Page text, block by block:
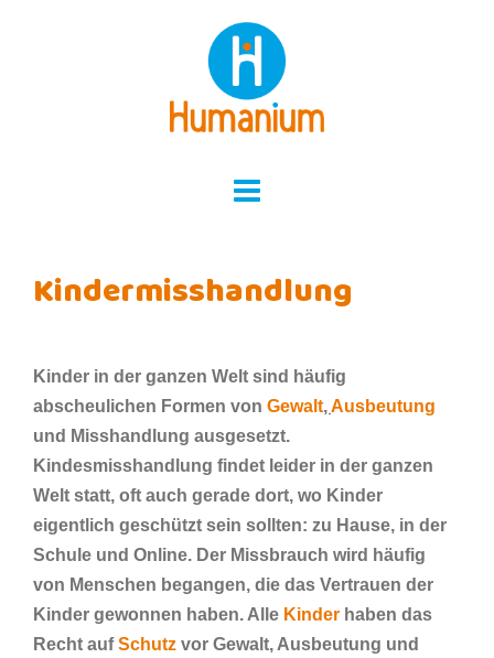
Kindermisshandlung
Kinder in der ganzen Welt sind häufig
abscheulichen Formen von Gewalt,Ausbeutung
und Misshandlung ausgesetzt.
Kindesmisshandlung findet leider in der ganzen
Welt statt, oft auch gerade dort, wo Kinder
eigentlich geschützt sein sollten: zu Hause, in der
Schule und Online. Der Missbrauch wird häufig
von Menschen begangen, die das Vertrauen der
Kinder gewonnen haben. Alle Kinder haben das
Recht aufSchutz vor Gewalt, Ausbeutung und